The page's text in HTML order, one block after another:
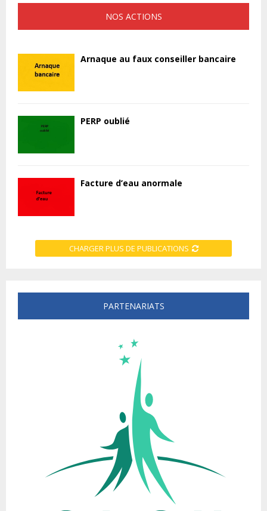
NOS ACTIONS
Arnaque au faux conseiller bancaire
PERP oublié
Facture d’eau anormale
CHARGER PLUS DE PUBLICATIONS
PARTENARIATS